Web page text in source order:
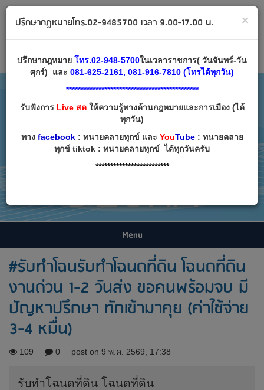
Email:decha007@decha.com
เข้าสู่ระบบ สมัครสมาชิก
Menu
#รับทำโฉนรับทำโฉนดที่ดิน โฉนดที่ดิน
งานด่วน 1-2 วันส่ง ขอคนพร้อมจบ มี
ปัญหาปรึกษา ทักเข้ามาคุย (ค่าใช้จ่าย
3-4 หมื่น)
109 0 post on 9 พ.ค. 2569, 17:38
รับทำโฉนดที่ดิน โฉนดที่ดิน
×
ปรึกษากฎหมายโทร.02-9485700 เวลา 9.00-17.00 น.
ปรึกษากฎหมาย โทร.02-948-5700ในเวลาราชการ( วันจันทร์-วัน
ศุกร์) และ 081-625-2161, 081-916-7810 (โทรได้ทุกวัน)
*********************************************
รับฟังการLive สดให้ความรู้ทางด้านกฎหมายและการเมือง (ได้
ทุกวัน)
ทาง facebook: ทนายคลายทุกข์ และ YouTube: ทนายคลาย
ทุกข์ tiktok : ทนายคลายทุกข์ ได้ทุกวันครับ
*************************